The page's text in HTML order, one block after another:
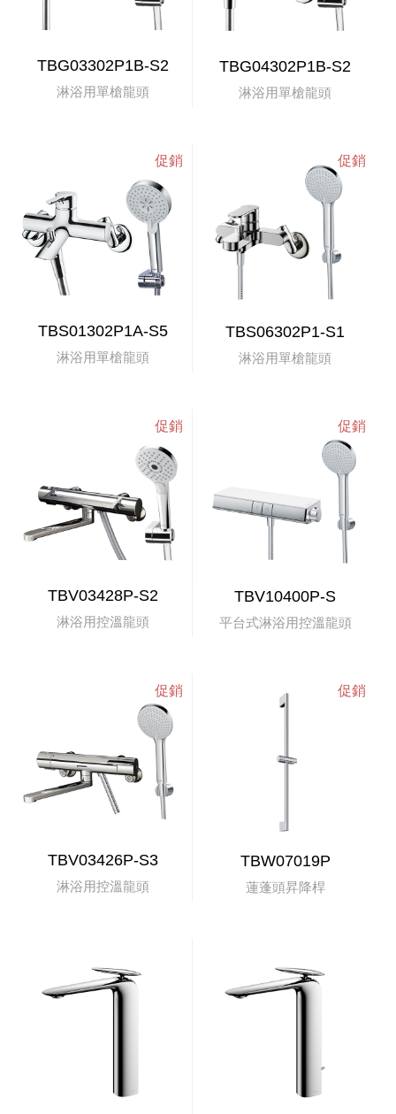
TBG03302P1B-S2
淋浴用單槍龍頭
TBG04302P1B-S2
淋浴用單槍龍頭
TBS01302P1A-S5
淋浴用單槍龍頭
TBS06302P1-S1
淋浴用單槍龍頭
TBV03428P-S2
淋浴用控溫龍頭
TBV10400P-S
平台式淋浴用控溫龍頭
TBV03426P-S3
淋浴用控溫龍頭
TBW07019P
蓮蓬頭昇降桿